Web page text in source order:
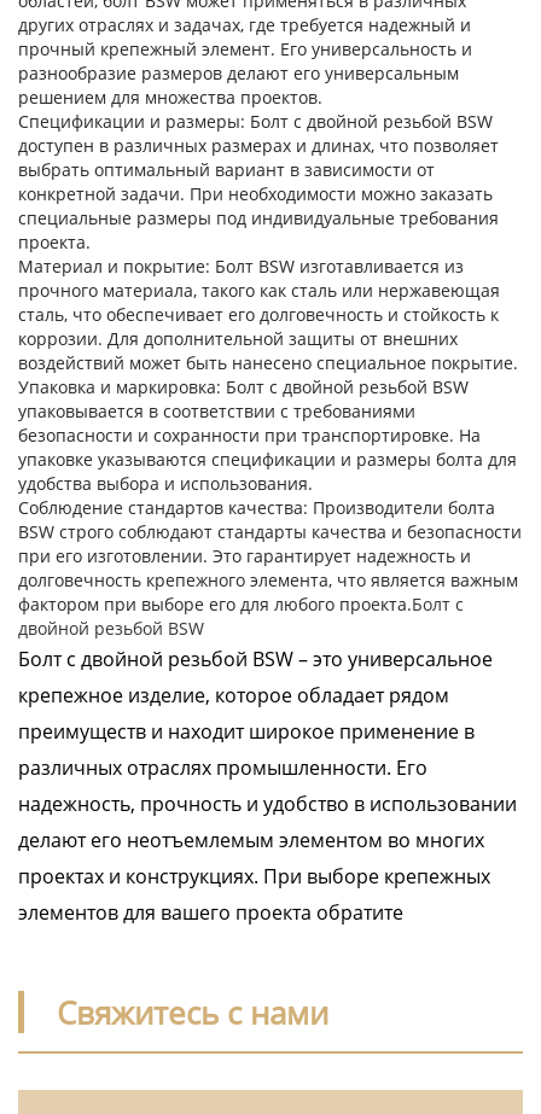
других отраслях и задачах, где требуется надежный и
прочный крепежный элемент. Его универсальность и
разнообразие размеров делают его универсальным
решением для множества проектов.
Спецификации и размеры: Болт с двойной резьбой BSW
доступен в различных размерах и длинах, что позволяет
выбрать оптимальный вариант в зависимости от
конкретной задачи. При необходимости можно заказать
специальные размеры под индивидуальные требования
проекта.
Материал и покрытие: Болт BSW изготавливается из
прочного материала, такого как сталь или нержавеющая
сталь, что обеспечивает его долговечность и стойкость к
коррозии. Для дополнительной защиты от внешних
воздействий может быть нанесено специальное покрытие.
Упаковка и маркировка: Болт с двойной резьбой BSW
упаковывается в соответствии с требованиями
безопасности и сохранности при транспортировке. На
упаковке указываются спецификации и размеры болта для
удобства выбора и использования.
Соблюдение стандартов качества: Производители болта
BSW строго соблюдают стандарты качества и безопасности
при его изготовлении. Это гарантирует надежность и
долговечность крепежного элемента, что является важным
фактором при выборе его для любого проекта.Болт с
двойной резьбой BSW
Болт с двойной резьбой BSW – это универсальное
крепежное изделие, которое обладает рядом
преимуществ и находит широкое применение в
различных отраслях промышленности. Его
надежность, прочность и удобство в использовании
делают его неотъемлемым элементом во многих
проектах и конструкциях. При выборе крепежных
элементов для вашего проекта обратите
Свяжитесь с нами